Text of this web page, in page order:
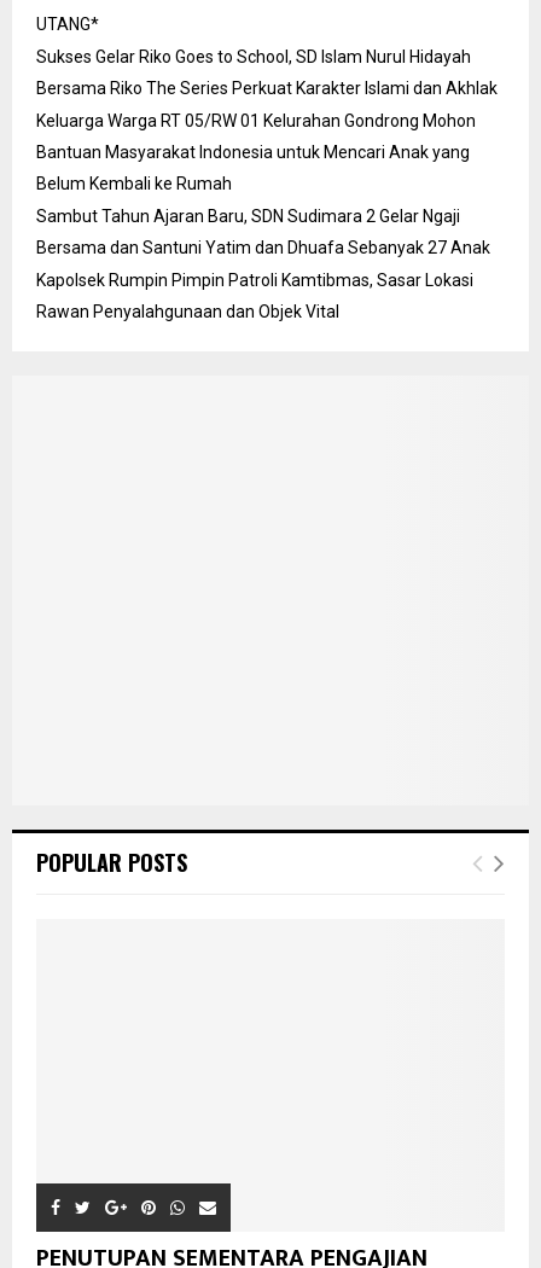
UTANG*
Sukses Gelar Riko Goes to School, SD Islam Nurul Hidayah
Bersama Riko The Series Perkuat Karakter Islami dan Akhlak
Keluarga Warga RT 05/RW 01 Kelurahan Gondrong Mohon
Bantuan Masyarakat Indonesia untuk Mencari Anak yang
Belum Kembali ke Rumah
Sambut Tahun Ajaran Baru, SDN Sudimara 2 Gelar Ngaji
Bersama dan Santuni Yatim dan Dhuafa Sebanyak 27 Anak
Kapolsek Rumpin Pimpin Patroli Kamtibmas, Sasar Lokasi
Rawan Penyalahgunaan dan Objek Vital
POPULAR POSTS
PENUTUPAN SEMENTARA PENGAJIAN